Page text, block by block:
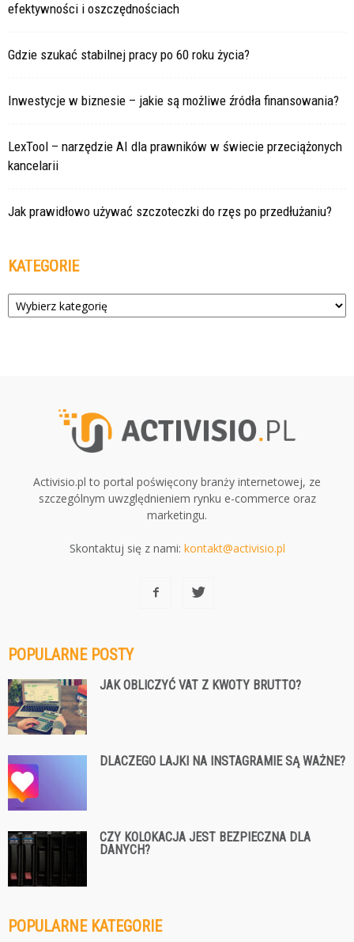
efektywności i oszczędnościach
Gdzie szukać stabilnej pracy po 60 roku życia?
Inwestycje w biznesie – jakie są możliwe źródła finansowania?
LexTool – narzędzie AI dla prawników w świecie przeciążonych
kancelarii
Jak prawidłowo używać szczoteczki do rzęs po przedłużaniu?
KATEGORIE
Kategorie
Activisio.pl to portal poświęcony branży internetowej, ze
szczególnym uwzględnieniem rynku e-commerce oraz
marketingu.
Skontaktuj się z nami: kontakt@activisio.pl
POPULARNE POSTY
JAK OBLICZYĆ VAT Z KWOTY BRUTTO?
DLACZEGO LAJKI NA INSTAGRAMIE SĄ WAŻNE?
CZY KOLOKACJA JEST BEZPIECZNA DLA
DANYCH?
POPULARNE KATEGORIE